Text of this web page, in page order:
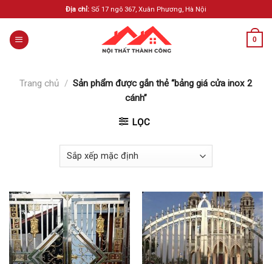
to
content
Địa chỉ: Số 17 ngõ 367, Xuân Phương, Hà Nội
0
Trang chủ / Sản phẩm được gắn thẻ “bảng giá cửa inox 2
cánh”
LỌC